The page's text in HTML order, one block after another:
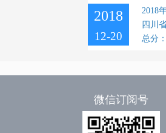
2018
12-20
2018
四川
总分
微信订阅号